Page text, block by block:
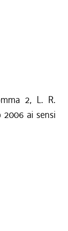
2, L. R.
ai sensi